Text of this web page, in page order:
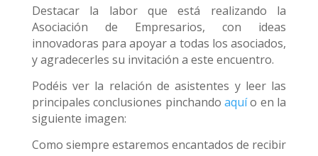
Destacar la labor que está realizando la
Asociación de Empresarios, con ideas
innovadoras para apoyar a todas los asociados,
y agradecerles su invitación a este encuentro.
Podéis ver la relación de asistentes y leer las
principales conclusiones pinchando aquío en la
siguiente imagen:
Como siempre estaremos encantados de recibir